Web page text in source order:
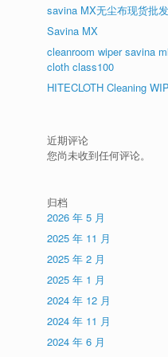
savina MX无尘布现货批发
Savina MX
cleanroom wiper savina
cloth class100
HITECLOTH Cleaning
近期评论
您尚未收到任何评论。
归档
2026 年 5 月
2025 年 11 月
2025 年 2 月
2025 年 1 月
2024 年 12 月
2024 年 11 月
2024 年 6 月